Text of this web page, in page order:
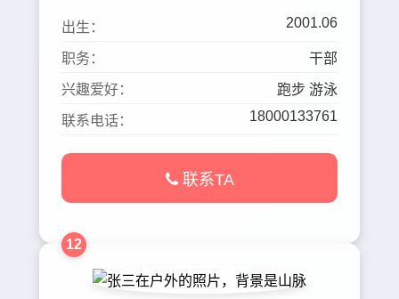
出生： 2001.06
职务： 干部
兴趣爱好： 跑步 游泳
联系电话： 18000133761
联系TA
12